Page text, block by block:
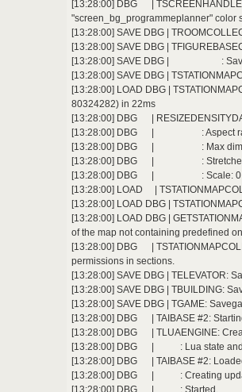
[13:28:00] DBG |
"screen_bg_programmeplanner" color
[13:28:00] SAVE DBG |
[13:28:00] SAVE DBG |
[13:28:00] SAVE DBG | :
[13:28:00] SAVE DBG |
[13:28:00] LOAD DBG |
80324282) in 22ms
[13:28:00] DBG |
[13:28:00] DBG | : Aspect ratio
[13:28:00] DBG | : Max dim
[13:28:00] DBG | : Stretched:
[13:28:00] DBG | : Scale:
[13:28:00] LOAD |
[13:28:00] LOAD DBG |
[13:28:00] LOAD DBG |
of the map not containing predefined
[13:28:00] DBG |
permissions in sections.
[13:28:00] SAVE DBG | TELEVATOR:
[13:28:00] SAVE DBG | TBUILDING:
[13:28:00] SAVE DBG | TGAME:
[13:28:00] DBG | TAIBASE #2:
[13:28:00] DBG | TLUAENGINE:
[13:28:00] DBG | : Lua state and
[13:28:00] DBG | TAIBASE #2:
[13:28:00] DBG | : Creating
[13:28:00] DBG | : Started.